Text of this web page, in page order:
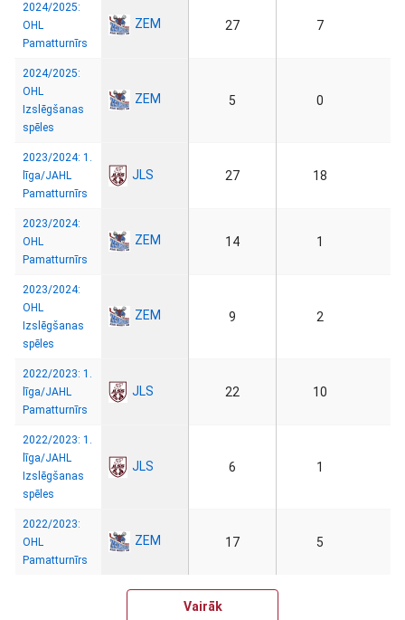
2024/2025:
OHL
Pamatturnīrs
ZEM 27 7
2024/2025:
OHL
Izslēgšanas
spēles
ZEM 5 0
2023/2024: 1.
līga/JAHL
Pamatturnīrs
JLS 27 18
2023/2024:
OHL
Pamatturnīrs
ZEM 14 1
2023/2024:
OHL
Izslēgšanas
spēles
ZEM 9 2
2022/2023: 1.
līga/JAHL
Pamatturnīrs
JLS 22 10
2022/2023: 1.
līga/JAHL
Izslēgšanas
spēles
JLS 6 1
2022/2023:
OHL
Pamatturnīrs
ZEM 17 5
Vairāk